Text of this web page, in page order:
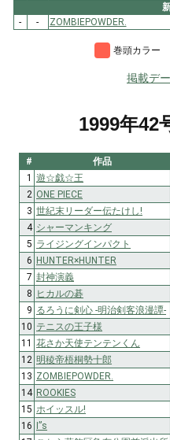
-
- ZOMBIEPOWDER.
巻頭カラー
掲載デ
1999年42
# 作品
1 遊☆戯☆王
2 ONE PIECE
3 世紀末リーダー伝たけし!
4 シャーマンキング
5 ライジングインパクト
6 HUNTER×HUNTER
7 封神演義
8 ヒカルの碁
9 るろうに剣心 -明治剣客浪漫譚-
10 テニスの王子様
11 花さか天使テンテンくん
12 明稜帝梧桐勢十郎
13 ZOMBIEPOWDER.
14 ROOKIES
15 ホイッスル!
16 I”s